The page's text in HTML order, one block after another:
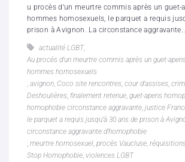
u procès d’un meurtre commis après un guet-
hommes homosexuels, le parquet a requis
prison à Avignon. La circonstance
actualité LGBT,
Au procès d’un meurtre commis après un guet-
hommes homosexuels
, avignon, Coco site rencontres, cour d’assises,
Deshoulières, finalement retenue, guet-apens
homophobie circonstance aggravante, justice
le parquet a requis jusqu’à 30 ans de prison à
circonstance aggravante d’homophobie
, meurtre homosexuel, procès Vaucluse,
Stop Homophobie, violences LGBT